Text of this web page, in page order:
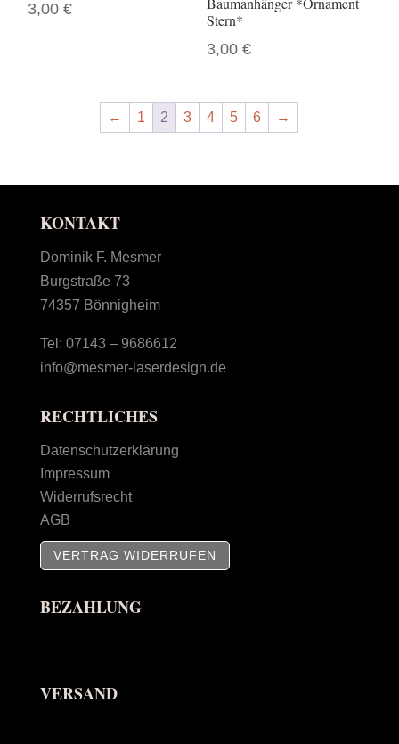
3,00€
Stern*
3,00 €
← 1 2 3 4 5 6 →
KONTAKT
Dominik F. Mesmer
Burgstraße 73
74357 Bönnigheim
Tel: 07143 – 9686612
info@mesmer-laserdesign.de
RECHTLICHES
Datenschutzerklärung
Impressum
Widerrufsrecht
AGB
VERTRAG WIDERRUFEN
BEZAHLUNG
VERSAND